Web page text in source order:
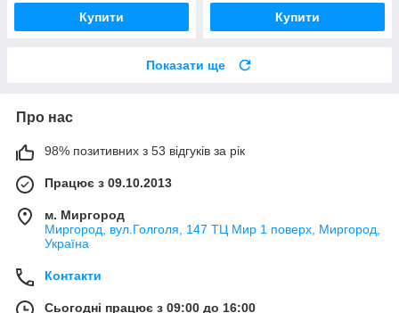
Купити Купити
Показати ще
Про нас
98% позитивних з 53 відгуків за рік
Працює з 09.10.2013
м. Миргород
Миргород, вул.Голголя, 147 ТЦ Мир 1 поверх, Миргород,
Україна
Контакти
Сьогодні працює з 09:00 до 16:00